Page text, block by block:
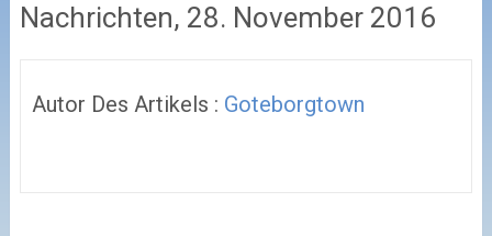
Nachrichten, 28. November 2016
Autor Des Artikels : Goteborgtown